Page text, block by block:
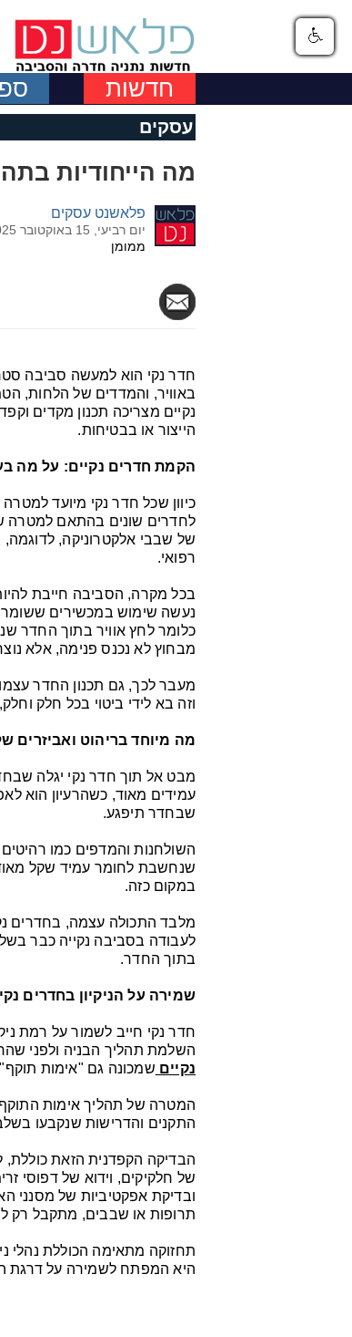
חדשות
עסקים
מה הייחודיות
פלאשנט עסקים
יום רביעי, 15 באוקטובר 2025, 19:46
ממומן
חדר נקי הוא למעשה סביבה
באוויר, והמדדים של הלחות,
נקיים מצריכה תכנון מקדים
הייצור או בבטיחות.
הקמת חדרים נקיים: על מה
כיוון שכל חדר נקי מיועד
לחדרים שונים בהתאם למטרה
של שבבי אלקטרוניקה, לדוגמה,
רפואי.
בכל מקרה, הסביבה חייבת
נעשה שימוש במכשירים
כלומר לחץ אוויר בתוך החדר
מבחוץ לא נכנס פנימה, אלא
מעבר לכך, גם תכנון החדר
וזה בא לידי ביטוי בכל חלק
מה מיוחד בריהוט ואביזרים
מבט אל תוך חדר נקי יגלה
עמידים מאוד, כשהרעיון הוא
שבחדר תיפגע.
השולחנות והמדפים כמו
שנחשבת לחומר עמיד שקל מאוד
במקום כזה.
מלבד התכולה עצמה, בחדרים
לעבודה בסביבה נקייה כבר
בתוך החדר.
שמירה על הניקיון בחדרים
חדר נקי חייב לשמור על רמת
השלמת תהליך הבניה ולפני
נקיים שמכונה גם "אימות
המטרה של תהליך אימות
התקנים והדרישות שנקבעו
הבדיקה הקפדנית הזאת
של חלקיקים, וידוא של דפוסי
ובדיקת אפקטיביות של מסנני
תרופות או שבבים, מתקבל רק
תחזוקה מתאימה הכוללת נהלי
היא המפתח לשמירה על דרגת